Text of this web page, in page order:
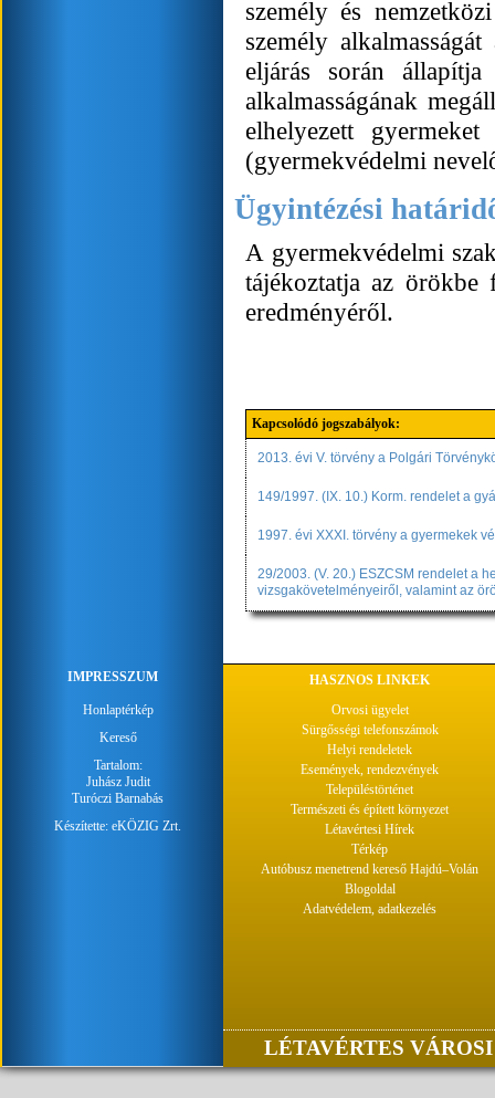
személy és
személy
eljárás során
alkalmasságának
elhelyezett
(gyermekvédelmi
Ügyintézési
A gyermekvédelmi
tájékoztatja az örökbe
eredményéről.
Kapcsolódó jogszabályok:
2013. évi V. törvény a Polgári
149/1997. (IX. 10.) Korm. rendelet a
1997. évi XXXI. törvény a gyermekek
29/2003. (V. 20.) ESZCSM rendelet a
vizsgakövetelményeiről, valamint az
IMPRESSZUM
Honlaptérkép
Kereső
Tartalom:
Juhász Judit
Turóczi Barnabás
Készítette:eKÖZIG Zrt.
HASZNOS LINKEK
Orvosi ügyelet
Sürgősségi telefonszámok
Helyi rendeletek
Események, rendezvények
Településtörténet
Természeti és épített környezet
Létavértesi Hírek
Térkép
Autóbusz menetrend kereső Hajdú–Volán
Blogoldal
Adatvédelem, adatkezelés
LÉTAVÉRTES